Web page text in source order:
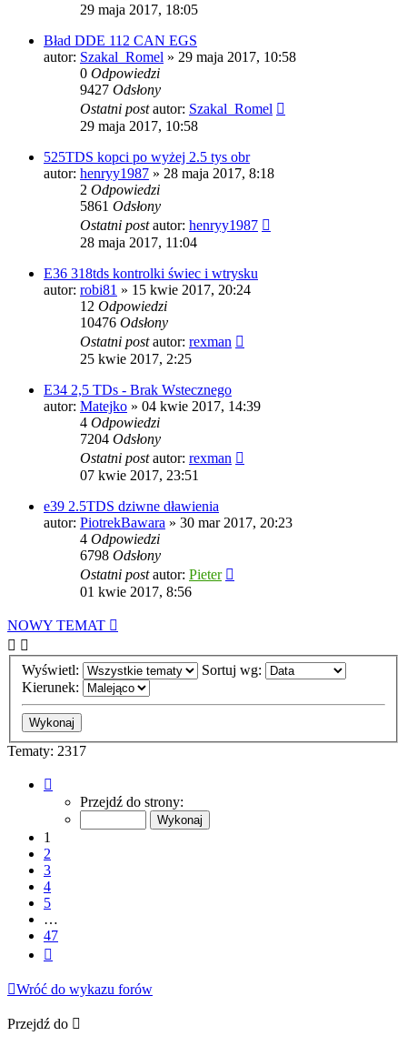
29 maja 2017, 18:05
Bład DDE 112 CAN EGS
autor: Szakal_Romel » 29 maja 2017, 10:58
0 Odpowiedzi
9427 Odsłony
Ostatni postautor: Szakal_Romel
29 maja 2017, 10:58
525TDS kopci po wyżej 2.5 tys obr
autor: henryy1987 » 28 maja 2017, 8:18
2 Odpowiedzi
5861 Odsłony
Ostatni postautor: henryy1987
28 maja 2017, 11:04
E36 318tds kontrolki świec i wtrysku
autor: robi81 » 15 kwie 2017, 20:24
12 Odpowiedzi
10476 Odsłony
Ostatni postautor: rexman
25 kwie 2017, 2:25
E34 2,5 TDs - Brak Wstecznego
autor: Matejko » 04 kwie 2017, 14:39
4 Odpowiedzi
7204 Odsłony
Ostatni postautor: rexman
07 kwie 2017, 23:51
e39 2.5TDS dziwne dławienia
autor: PiotrekBawara » 30 mar 2017, 20:23
4 Odpowiedzi
6798 Odsłony
Ostatni postautor: Pieter
01 kwie 2017, 8:56
NOWY TEMAT
Wyświetl:
Sortuj wg:
Kierunek:
Tematy: 2317
Przejdź do strony:
1
2
3
4
5
…
47
Wróć do wykazu forów
Przejdź do